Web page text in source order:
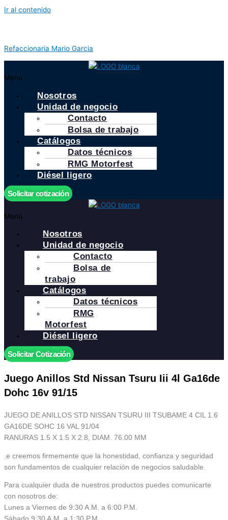
Ir al contenido
Refaccionaria Mario Garcia
Menú
Nosotros
Unidad de negocio
Contacto
Bolsa de trabajo
Catálogos
Datos técnicos
RMG Motorfest
Diésel ligero
Solicitar cotización
Menú
Nosotros
Unidad de negocio
Contacto
Bolsa de
trabajo
Catálogos
Datos técnicos
RMG
Motorfest
Diésel ligero
Solicitar Cotización
Juego Anillos Std Nissan Tsuru Iii 4l Ga16de
Dohc 16v 91/15
JUEGO DE ANILLOS STD NISSAN TSURU III TSUBAME 4 CIL 1.6
GA16DE SOHC 16 VAL 91/04
RANURAS 1.5 X 1.5 X 2.8, DIAM. 76.00 MM
.e creemos firmemente que la honestidad, confianza y seguridad
son fundamentos de cualquier relación de negocios saludable.
Para cualquier duda de nuestros productos puedes comunicarte
con nosotros de:
Lunes a Viernes de 9:30 A.M. a 6:00 P.M.